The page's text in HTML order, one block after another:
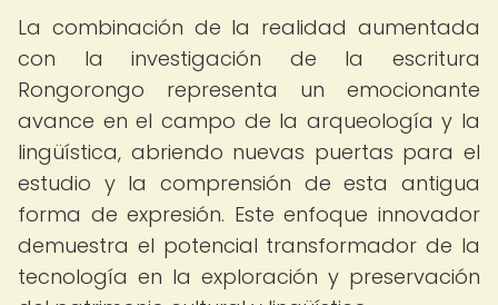
La combinación de la realidad aumentada
con la investigación de la escritura
Rongorongo representa un emocionante
avance en el campo de la arqueología y la
lingüística, abriendo nuevas puertas para el
estudio y la comprensión de esta antigua
forma de expresión. Este enfoque innovador
demuestra el potencial transformador de la
tecnología en la exploración y preservación